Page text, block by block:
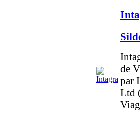
de
par
Ltd